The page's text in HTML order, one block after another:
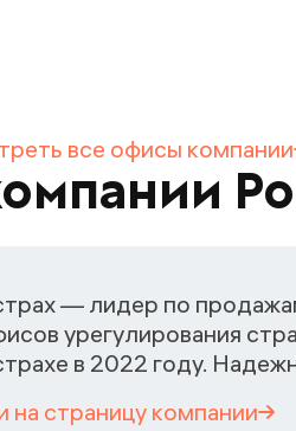
все офисы компании
— лидер по
урегулирования
в 2022 году.
на страницу компании